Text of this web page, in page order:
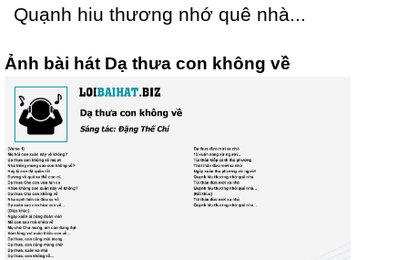
Quạnh hiu thương nhớ quê nhà...
Ảnh bài hát Dạ thưa con không về